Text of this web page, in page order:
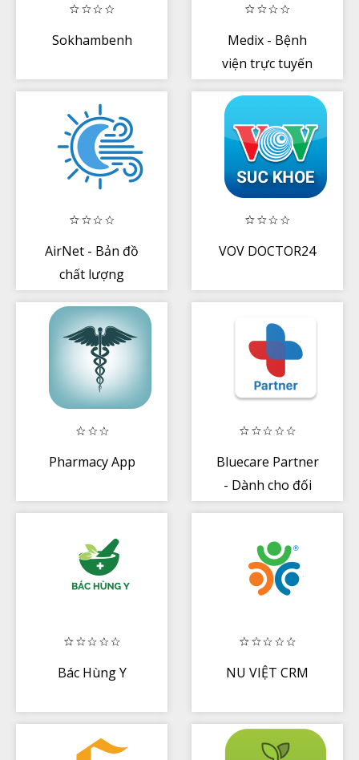
Sokhambenh
Medix - Bệnh
viện trực tuyến
AirNet - Bản đồ
chất lượng
VOV DOCTOR24
Pharmacy App
Bluecare Partner
- Dành cho đối
Bác Hùng Y NU VIỆT CRM